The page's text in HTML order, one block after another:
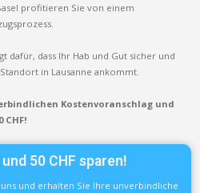
profitieren Sie von einem
dafür, dass Ihr Hab und Gut sicher und
in Lausanne ankommt.
Kostenvoranschlag und
CHF!
50 CHF sparen!
uns und erhalten Sie Ihre unverbindliche